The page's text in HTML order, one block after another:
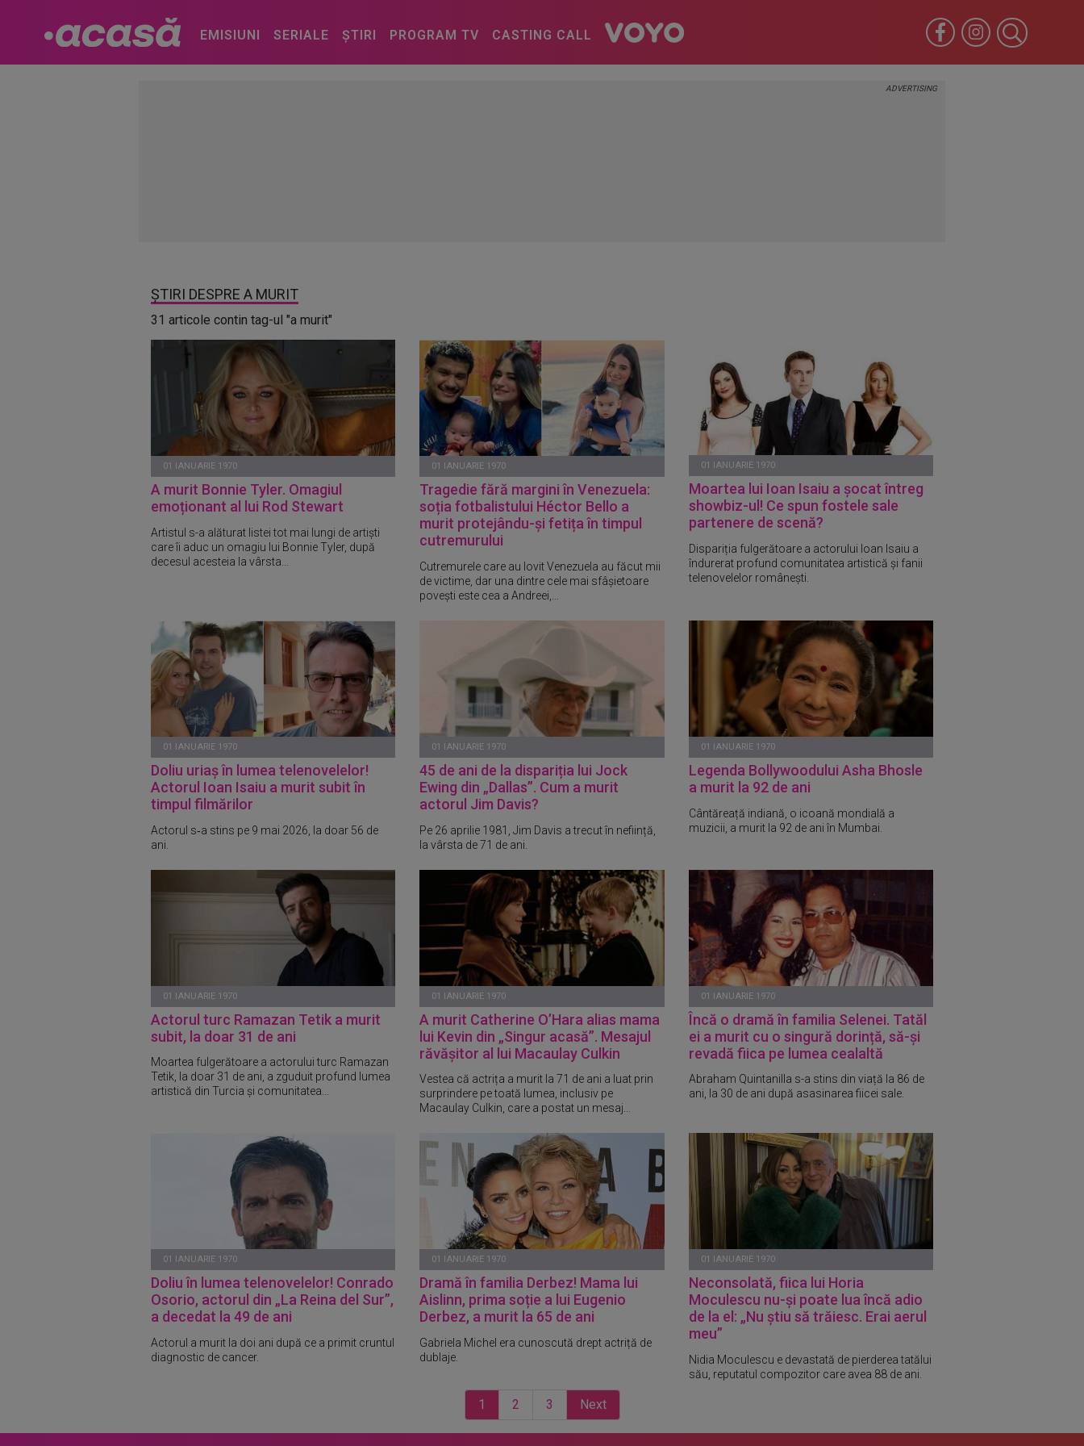
EMISIUNI SERIALE ȘTIRI PROGRAM TV CASTING CALL
ȘTIRI DESPRE A MURIT
31 articole contin tag-ul "a murit"
01 IANUARIE 1970
A murit Bonnie Tyler. Omagiul
emoționant al lui Rod Stewart
Artistul s-a alăturat listei tot mai lungi de artiști
care îi aduc un omagiu lui Bonnie Tyler, după
decesul acesteia la vârsta...
01 IANUARIE 1970
Tragedie fără margini în Venezuela:
soția fotbalistului Héctor Bello a
murit protejându-și fetița în timpul
cutremurului
Cutremurele care au lovit Venezuela au făcut mii
de victime, dar una dintre cele mai sfâșietoare
povești este cea a Andreei,...
01 IANUARIE 1970
Moartea lui Ioan Isaiu a șocat întreg
showbiz-ul! Ce spun fostele sale
partenere de scenă?
Dispariția fulgerătoare a actorului Ioan Isaiu a
îndurerat profund comunitatea artistică și fanii
telenovelelor românești.
01 IANUARIE 1970
Doliu uriaș în lumea telenovelelor!
Actorul Ioan Isaiu a murit subit în
timpul filmărilor
Actorul s‑a stins pe 9 mai 2026, la doar 56 de
ani.
01 IANUARIE 1970
45 de ani de la dispariția lui Jock
Ewing din „Dallas”. Cum a murit
actorul Jim Davis?
Pe 26 aprilie 1981, Jim Davis a trecut în neființă,
la vârsta de 71 de ani.
01 IANUARIE 1970
Legenda Bollywoodului Asha Bhosle
a murit la 92 de ani
Cântăreață indiană, o icoană mondială a
muzicii, a murit la 92 de ani în Mumbai.
01 IANUARIE 1970
Actorul turc Ramazan Tetik a murit
subit, la doar 31 de ani
Moartea fulgerătoare a actorului turc Ramazan
Tetik, la doar 31 de ani, a zguduit profund lumea
artistică din Turcia și comunitatea...
01 IANUARIE 1970
A murit Catherine OʼHara alias mama
lui Kevin din „Singur acasă”. Mesajul
răvășitor al lui Macaulay Culkin
Vestea că actrița a murit la 71 de ani a luat prin
surprindere pe toată lumea, inclusiv pe
Macaulay Culkin, care a postat un mesaj...
01 IANUARIE 1970
Încă o dramă în familia Selenei. Tatăl
ei a murit cu o singură dorință, să-și
revadă fiica pe lumea cealaltă
Abraham Quintanilla s-a stins din viață la 86 de
ani, la 30 de ani după asasinarea fiicei sale.
01 IANUARIE 1970
Doliu în lumea telenovelelor! Conrado
Osorio, actorul din „La Reina del Sur”,
a decedat la 49 de ani
Actorul a murit la doi ani după ce a primit cruntul
diagnostic de cancer.
01 IANUARIE 1970
Dramă în familia Derbez! Mama lui
Aislinn, prima soție a lui Eugenio
Derbez, a murit la 65 de ani
Gabriela Michel era cunoscută drept actriță de
dublaje.
01 IANUARIE 1970
Neconsolată, fiica lui Horia
Moculescu nu-și poate lua încă adio
de la el: „Nu știu să trăiesc. Erai aerul
meu”
Nidia Moculescu e devastată de pierderea tatălui
său, reputatul compozitor care avea 88 de ani.
1 2 3 Next